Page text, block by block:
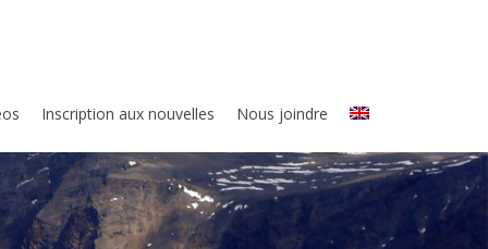
Inscription aux nouvelles Nous joindre